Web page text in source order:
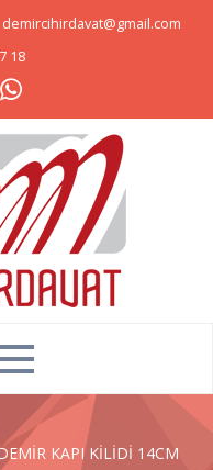
demircihirdavat@gmail.com
18
KAPI KİLİDİ 14CM